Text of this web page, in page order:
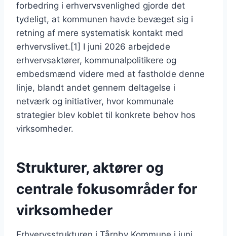
forbedring i erhvervsvenlighed gjorde det
tydeligt, at kommunen havde bevæget sig i
retning af mere systematisk kontakt med
erhvervslivet.[1] I juni 2026 arbejdede
erhvervsaktører, kommunalpolitikere og
embedsmænd videre med at fastholde denne
linje, blandt andet gennem deltagelse i
netværk og initiativer, hvor kommunale
strategier blev koblet til konkrete behov hos
virksomheder.
Strukturer, aktører og
centrale fokusområder for
virksomheder